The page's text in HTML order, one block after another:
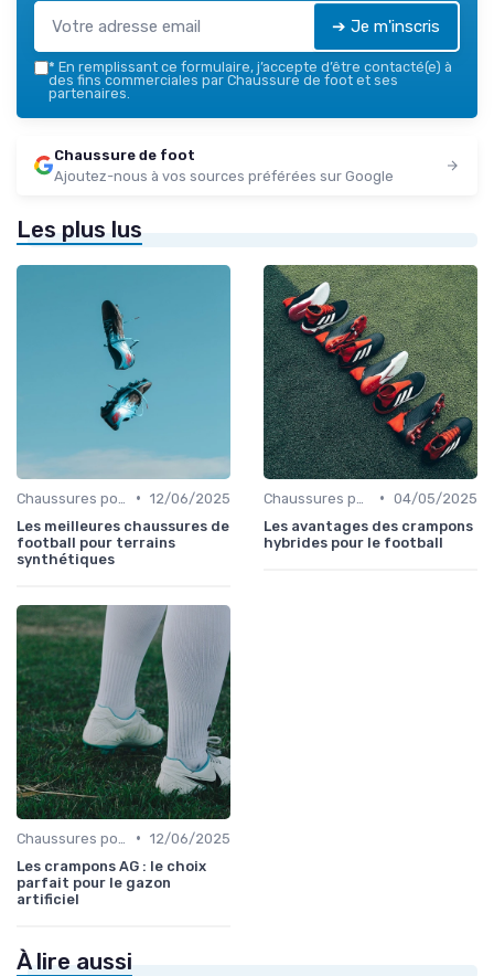
➔ Je m'inscris
* En remplissant ce formulaire, j’accepte d’être contacté(e) à
des fins commerciales par Chaussure de foot et ses
partenaires.
Chaussure de foot
Ajoutez-nous à vos sources préférées sur Google
Les plus lus
• 12/06/2025
Les meilleures chaussures de
football pour terrains
synthétiques
• 04/05/2025
Les avantages des crampons
hybrides pour le football
• 12/06/2025
Les crampons AG : le choix
parfait pour le gazon
artificiel
À lire aussi